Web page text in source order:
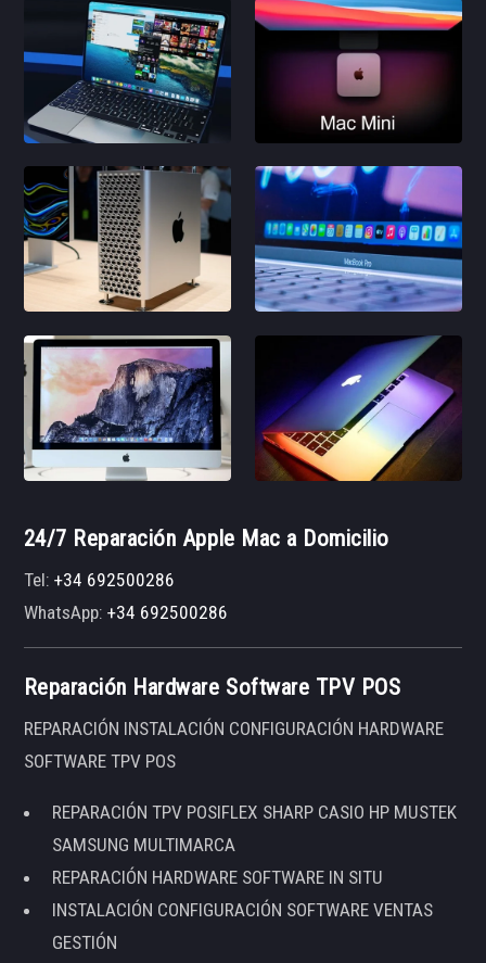
24/7 Reparación Apple Mac a Domicilio
Tel:+34 692500286
WhatsApp:+34 692500286
Reparación Hardware Software TPV POS
REPARACIÓN INSTALACIÓN CONFIGURACIÓN HARDWARE
SOFTWARE TPV POS
REPARACIÓN TPV POSIFLEX SHARP CASIO HP MUSTEK
SAMSUNG MULTIMARCA
REPARACIÓN HARDWARE SOFTWARE IN SITU
INSTALACIÓN CONFIGURACIÓN SOFTWARE VENTAS
GESTIÓN